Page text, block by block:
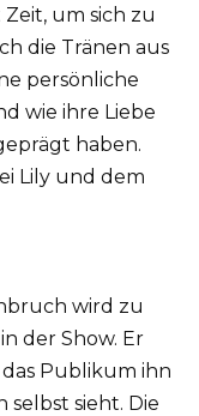
um sich zu
die Tränen aus
persönliche
wie ihre Liebe
haben.
Lily und dem
wird zu
der Show. Er
Publikum ihn
selbst sieht. Die